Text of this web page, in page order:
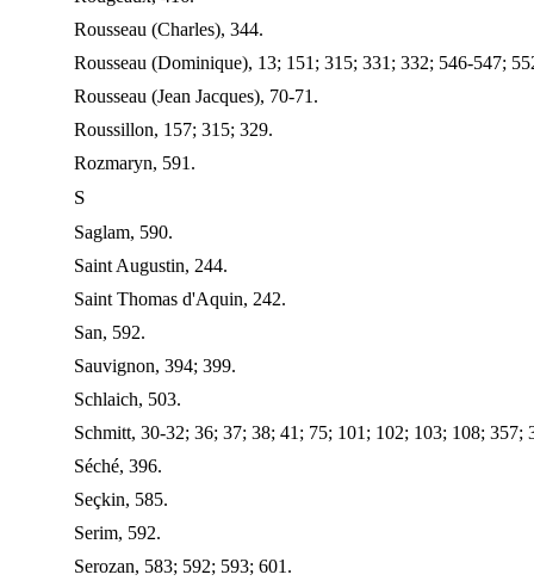
Rousseau (Charles), 344.
Rousseau (Dominique), 13; 151; 315; 331; 332; 546-547;
Rousseau (Jean Jacques), 70-71.
Roussillon, 157; 315; 329.
Rozmaryn, 591.
S
Saglam, 590.
Saint Augustin, 244.
Saint Thomas d'Aquin, 242.
San, 592.
Sauvignon, 394; 399.
Schlaich, 503.
Schmitt, 30-32; 36; 37; 38; 41; 75; 101; 102; 103; 108; 357;
Séché, 396.
Seçkin, 585.
Serim, 592.
Serozan, 583; 592; 593; 601.